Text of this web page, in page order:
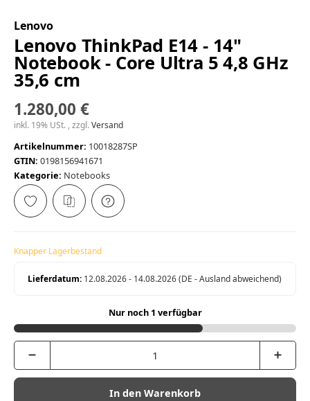
Lenovo
Lenovo ThinkPad E14 - 14"
Notebook - Core Ultra 5 4,8 GHz
35,6 cm
1.280,00 €
inkl. 19% USt. , zzgl.Versand
Artikelnummer: 10018287SP
GTIN: 0198156941671
Kategorie: Notebooks
Knapper Lagerbestand
Lieferdatum: 12.08.2026 - 14.08.2026(DE - Ausland abweichend)
Nur noch 1 verfügbar
In den Warenkorb